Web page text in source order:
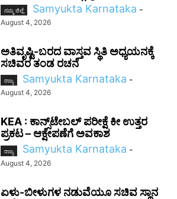
ನಮ್ಮ ಜಿಲ್ಲೆ Samyukta Karnataka -
August 4, 2026
ಅತಿವೃಷ್ಟಿ-ಬರದ ವಾಸ್ತವ ಸ್ಥಿತಿ ಅಧ್ಯಯನಕ್ಕೆ
ಸಚಿವರ ತಂಡ ರಚನೆ
ರಾಜ್ಯ Samyukta Karnataka -
August 4, 2026
KEA : ಕಾನ್ಸ್‌ಟೇಬಲ್ ಪರೀಕ್ಷೆ ಕೀ ಉತ್ತರ
ಪ್ರಕಟ – ಆಕ್ಷೇಪಣೆಗೆ ಅವಕಾಶ
ರಾಜ್ಯ Samyukta Karnataka -
August 4, 2026
ಏಳು-ಬೀಳುಗಳ ನಡುವೆಯೂ ಸಚಿವ ಸ್ಥಾನ